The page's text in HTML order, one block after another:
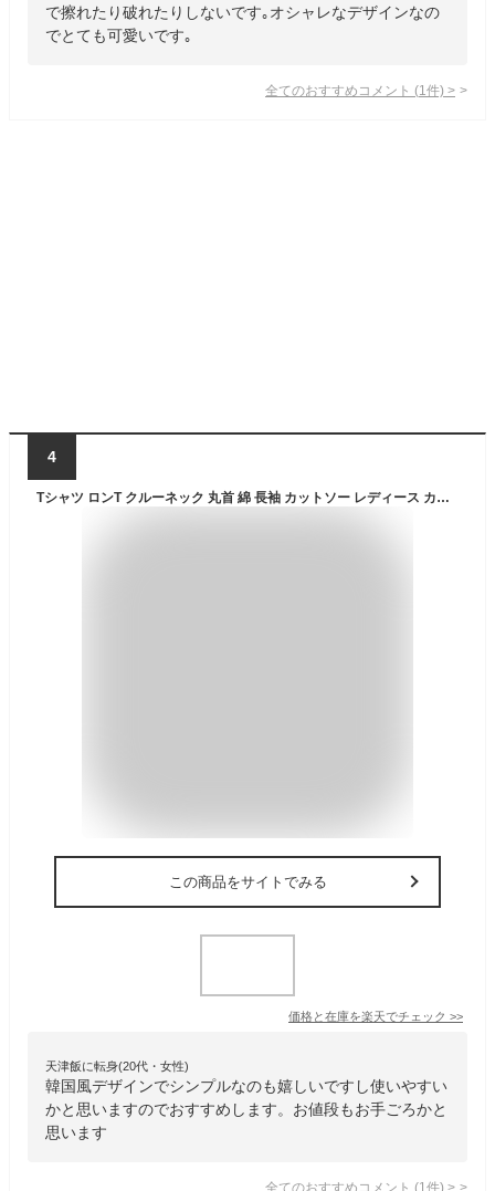
で擦れたり破れたりしないです｡オシャレなデザインなの
でとても可愛いです｡
全てのおすすめコメント (1 件) >
4
Tシャツ ロンT クルーネック 丸首 綿 長袖 カットソー レディース カットソー S M L XL XXL メンズ シンプルだから合わせやす 大人かわいい オシャレ ペア カップル リンクコーデ 韓国 Korea K-pop 蝶 チョウ かわいい おしゃれ ワンポイント 流行り 人気 大人かわいい
この商品をサイトでみる
価格と在庫を楽天でチェック >>
天津飯に転身(20代・女性)
韓国風デザインでシンプルなのも嬉しいですし使いやすい
かと思いますのでおすすめします。お値段もお手ごろかと
思います
全てのおすすめコメント (1 件) >